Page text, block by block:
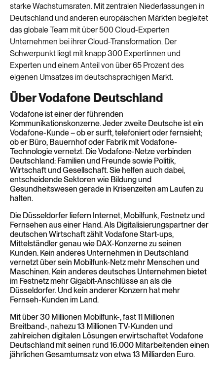
starke Wachstumsraten. Mit zentralen Niederlassungen in
Deutschland und anderen europäischen Märkten begleitet
das globale Team mit über 500 Cloud-Experten
Unternehmen bei ihrer Cloud-Transformation. Der
Schwerpunkt liegt mit knapp 300 Expertinnen und
Experten und einem Anteil von über 65 Prozent des
eigenen Umsatzes im deutschsprachigen Markt.
Über Vodafone Deutschland
Vodafone ist einer der führenden
Kommunikationskonzerne. Jeder zweite Deutsche ist ein
Vodafone-Kunde – ob er surft, telefoniert oder fernsieht;
ob er Büro, Bauernhof oder Fabrik mit Vodafone-
Technologie vernetzt. Die Vodafone-Netze verbinden
Deutschland: Familien und Freunde sowie Politik,
Wirtschaft und Gesellschaft.Sie helfen auch dabei,
entscheidende Sektoren wie Bildung und
Gesundheitswesen gerade in Krisenzeiten am Laufen zu
halten.
Die Düsseldorfer liefern Internet, Mobilfunk, Festnetz und
Fernsehen aus einer Hand. Als Digitalisierungspartner der
deutschen Wirtschaft zählt Vodafone Start-ups,
Mittelständler genau wie DAX-Konzerne zu seinen
Kunden. Kein anderes Unternehmen in Deutschland
vernetzt über sein Mobilfunk-Netz mehr Menschen und
Maschinen. Kein anderes deutsches Unternehmen bietet
im Festnetz mehr Gigabit-Anschlüsse an als die
Düsseldorfer. Und kein anderer Konzern hat mehr
Fernseh-Kunden im Land.
Mit über 30 Millionen Mobilfunk-, fast 11 Millionen
Breitband-, nahezu 13 Millionen TV-Kunden und
zahlreichen digitalen Lösungen erwirtschaftet Vodafone
Deutschland mit seinen rund 16.000 Mitarbeitenden einen
jährlichen Gesamtumsatz von etwa 13 Milliarden Euro.